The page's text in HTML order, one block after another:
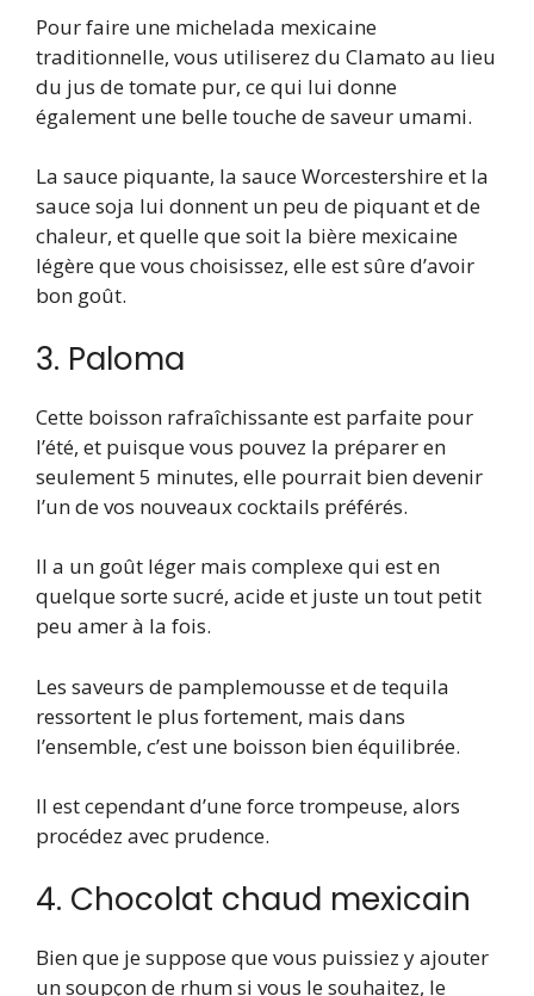
Pour faire une michelada mexicaine
traditionnelle, vous utiliserez du Clamato au lieu
du jus de tomate pur, ce qui lui donne
également une belle touche de saveur umami.
La sauce piquante, la sauce Worcestershire et la
sauce soja lui donnent un peu de piquant et de
chaleur, et quelle que soit la bière mexicaine
légère que vous choisissez, elle est sûre d’avoir
bon goût.
3. Paloma
Cette boisson rafraîchissante est parfaite pour
l’été, et puisque vous pouvez la préparer en
seulement 5 minutes, elle pourrait bien devenir
l’un de vos nouveaux cocktails préférés.
Il a un goût léger mais complexe qui est en
quelque sorte sucré, acide et juste un tout petit
peu amer à la fois.
Les saveurs de pamplemousse et de tequila
ressortent le plus fortement, mais dans
l’ensemble, c’est une boisson bien équilibrée.
Il est cependant d’une force trompeuse, alors
procédez avec prudence.
4. Chocolat chaud mexicain
Bien que je suppose que vous puissiez y ajouter
un soupçon de rhum si vous le souhaitez, le